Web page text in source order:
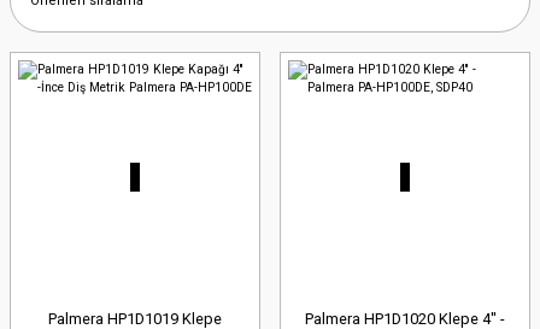
Palmera HP1D1019 Klepe
Palmera HP1D1020 Klepe 4'' -